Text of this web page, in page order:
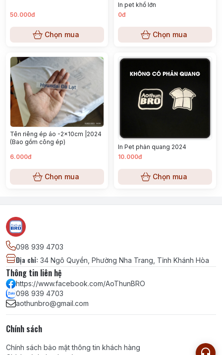
50.000đ
Chọn mua
In pet khổ lớn
0đ
Chọn mua
Tên riêng ép áo -2x10cm |2024
(Bao gồm công ép)
6.000đ
Chọn mua
In Pet phản quang 2024
10.000đ
Chọn mua
098 939 4703
Địa chỉ: 34 Ngô Quyền, Phường Nha Trang, Tỉnh Khánh Hòa
Thông tin liên hệ
https://www.facebook.com/AoThunBRO
098 939 4703
aothunbro@gmail.com
Chính sách
Chính sách bảo mật thông tin khách hàng